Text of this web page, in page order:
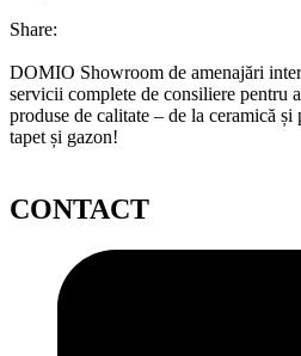
Share:
DOMIO Showroom de amenajări
servicii complete de consiliere pentru
produse de calitate – de la ceramică și
tapet și gazon!
CONTACT